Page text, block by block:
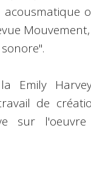
Emily
de
sur